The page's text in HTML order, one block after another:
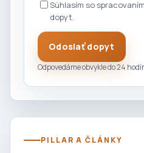
Súhlasím so
dopyt.
Odoslať dopyt
Odpovedáme obvykle do 24
PILLAR A ČLÁNKY